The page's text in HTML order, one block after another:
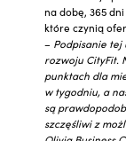
na dobę, 365
które czynią
– Podpisanie
rozwoju CityFit.
punktach dla
w tygodniu, a
są
szczęśliwi z